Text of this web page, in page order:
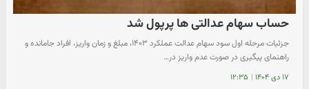
حساب سهام عدالتی ها پرپول شد
جزئیات مرحله اول سود سهام عدالت عملکرد ۱۴۰۳، مبلغ و زمان واریز، افراد جامانده و
راهنمای پیگیری در صورت عدم واریز در…
۱۷ دی ۱۴۰۴ | ۱۲:۳۵